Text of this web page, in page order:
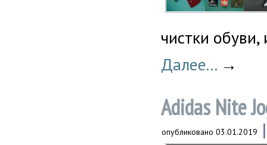
чистки
Далее... →
Adidas Nite
опубликовано 03.01.2019